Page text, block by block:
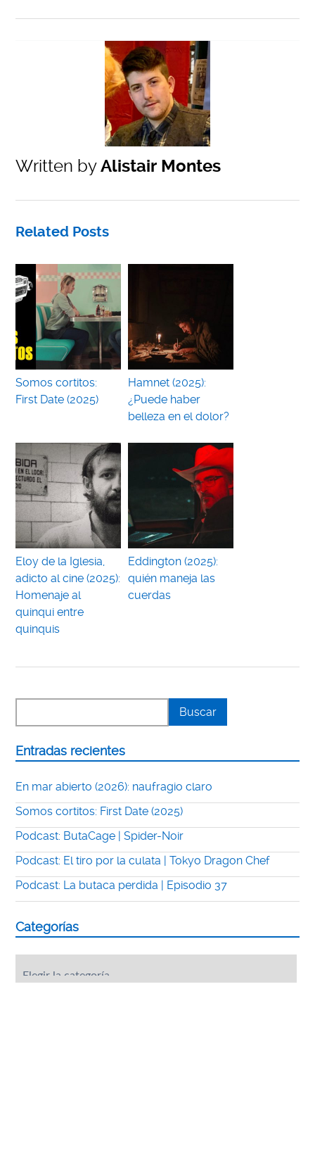
Written byAlistair Montes
Related Posts
Somos cortitos:
First Date (2025)
Hamnet (2025):
¿Puede haber
belleza en el dolor?
Eloy de la Iglesia,
adicto al cine (2025):
Homenaje al
quinqui entre
quinquis
Eddington (2025):
quién maneja las
cuerdas
Entradas recientes
En mar abierto (2026): naufragio claro
Somos cortitos: First Date (2025)
Podcast: ButaCage | Spider-Noir
Podcast: El tiro por la culata | Tokyo Dragon Chef
Podcast: La butaca perdida | Episodio 37
Categorías